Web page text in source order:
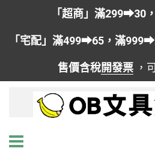
「超商」滿299➡30
「宅配」滿499➡65，滿
售價含稅開發票 ，